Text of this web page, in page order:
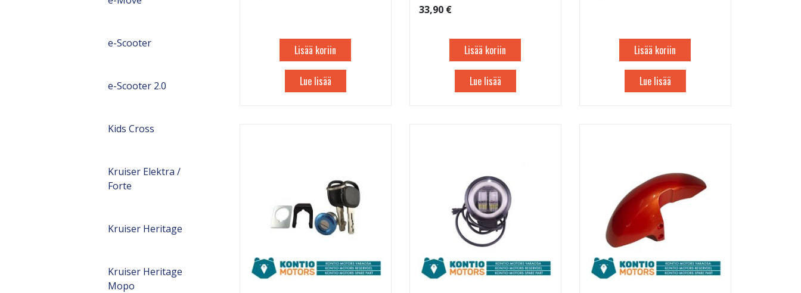
e-Scooter
e-Scooter 2.0
Kids Cross
Kruiser Elektra /
Forte
Kruiser Heritage
Kruiser Heritage
Mopo
Lisää koriin
Lue lisää
33,90 €
Lisää koriin
Lue lisää
Lisää koriin
Lue lisää